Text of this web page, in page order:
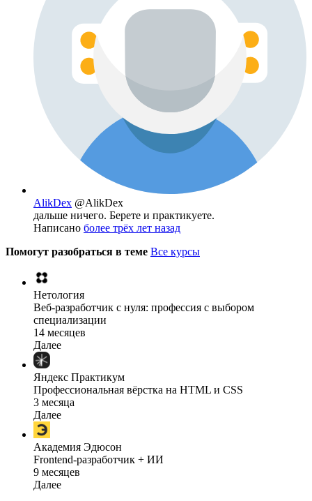
AlikDex @AlikDex
дальше ничего. Берете и практикуете.
Написано более трёх лет назад
Помогут разобраться в теме Все курсы
Нетология
Веб-разработчик с нуля: профессия с выбором
специализации
14 месяцев
Далее
Яндекс Практикум
Профессиональная вёрстка на HTML и CSS
3 месяца
Далее
Академия Эдюсон
Frontend-разработчик + ИИ
9 месяцев
Далее